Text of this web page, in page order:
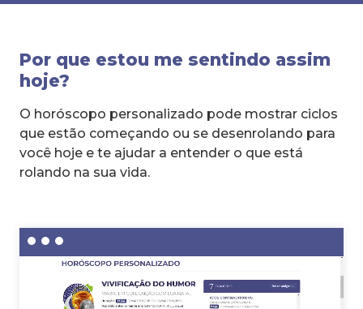
Por que estou me sentindo assim
hoje?
O horóscopo personalizado pode mostrar ciclos
que estão começando ou se desenrolando para
você hoje e te ajudar a entender o que está
rolando na sua vida.